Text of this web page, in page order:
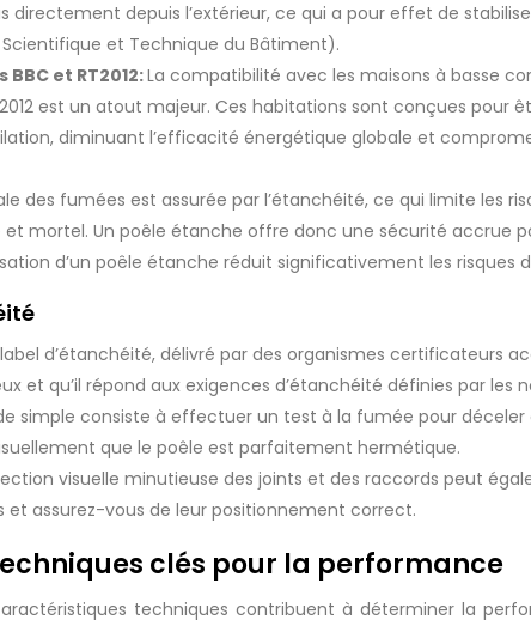
directement depuis l’extérieur, ce qui a pour effet de
et Technique du Bâtiment).
et RT2012:La compatibilité avec les maisons à basse
est un atout majeur. Ces habitations sont conçues pour
diminuant l’efficacité énergétique globale et
des fumées est assurée par l’étanchéité, ce qui limite les
mortel. Un poêle étanche offre donc une sécurité accrue
d’un poêle étanche réduit significativement les
d’étanchéité, délivré par des organismes certificateurs
et qu’il répond aux exigences d’étanchéité définies par les
simple consiste à effectuer un test à la fumée pour déceler
que le poêle est parfaitement hermétique.
visuelle minutieuse des joints et des raccords peut
assurez-vous de leur positionnement correct.
clés pour la performance
techniques contribuent à déterminer la